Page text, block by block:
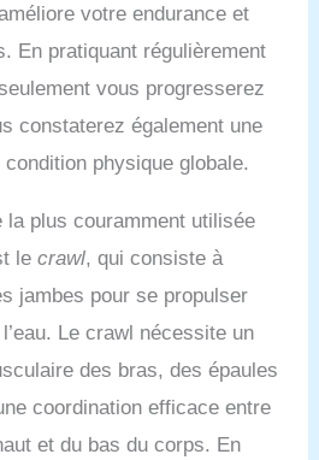
votre endurance et
En pratiquant régulièrement
vous progresserez
constaterez également une
physique globale.
la plus couramment utilisée
lecrawl, qui consiste à
jambes pour se propulser
Le crawl nécessite un
des bras, des épaules
coordination efficace entre
et du bas du corps. En